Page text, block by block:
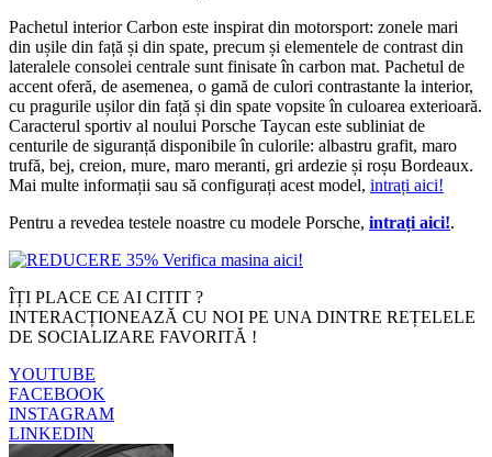
Pachetul interior Carbon este inspirat din motorsport: zonele mari
din ușile din față și din spate, precum și elementele de contrast din
lateralele consolei centrale sunt finisate în carbon mat. Pachetul de
accent oferă, de asemenea, o gamă de culori contrastante la interior,
cu pragurile ușilor din față și din spate vopsite în culoarea exterioară.
Caracterul sportiv al noului Porsche Taycan este subliniat de
centurile de siguranță disponibile în culorile: albastru grafit, maro
trufă, bej, creion, mure, maro meranti, gri ardezie și roșu Bordeaux.
Mai multe informații sau să configurați acest model, intrați aici!
Pentru a revedea testele noastre cu modele Porsche, intrați aici!.
ÎȚI PLACE CE AI CITIT ?
INTERACȚIONEAZĂ CU NOI PE UNA DINTRE REȚELELE
DE SOCIALIZARE FAVORITĂ !
YOUTUBE
FACEBOOK
INSTAGRAM
LINKEDIN